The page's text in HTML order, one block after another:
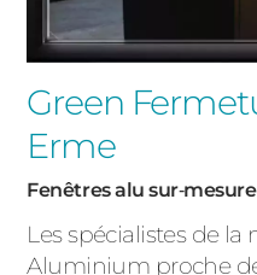
Green
Erme
Fenêtres alu
Les spécialistes de
Aluminium proche